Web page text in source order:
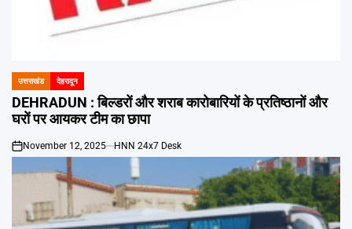
POSTED
IN
उत्तराखंड देहरादून
DEHRADUN : बिल्डरों और शराब कारोबारियों के प्रतिष्ठानों और
घरों पर आयकर टीम का छापा
on
November 12, 2025 HNN 24x7 Desk